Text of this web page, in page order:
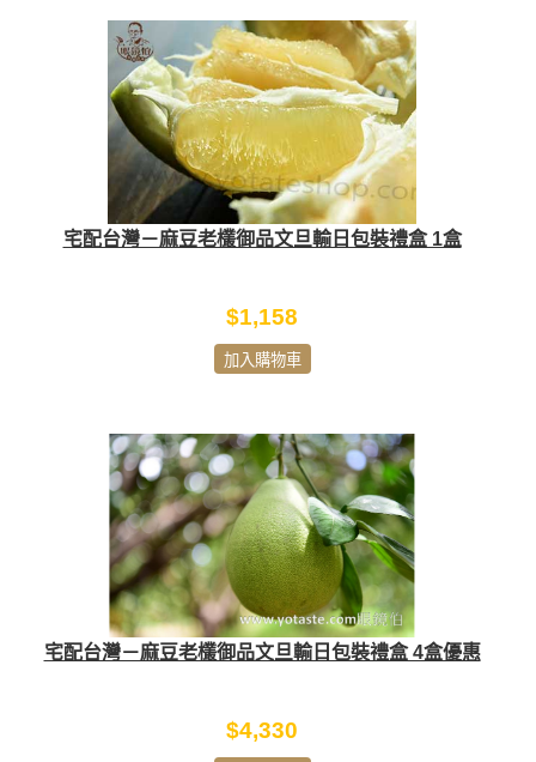
宅配台灣－麻豆老欉御品文旦輸日包裝禮盒 1盒
$1,158
加入購物車
宅配台灣－麻豆老欉御品文旦輸日包裝禮盒 4盒優惠
$4,330